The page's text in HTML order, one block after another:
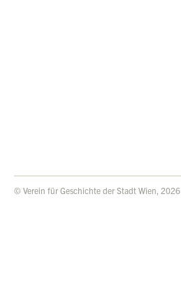
© Verein für Geschichte der Stadt Wien, 2026